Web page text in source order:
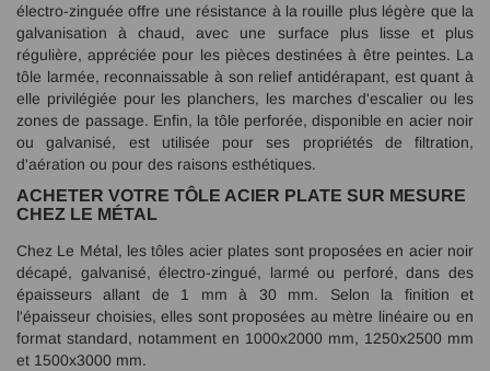
électro-zinguée offre une résistance à la rouille plus légère que la
galvanisation à chaud, avec une surface plus lisse et plus
régulière, appréciée pour les pièces destinées à être peintes. La
tôle larmée, reconnaissable à son relief antidérapant, est quant à
elle privilégiée pour les planchers, les marches d'escalier ou les
zones de passage. Enfin, la tôle perforée, disponible en acier noir
ou galvanisé, est utilisée pour ses propriétés de filtration,
d'aération ou pour des raisons esthétiques.
ACHETER VOTRE TÔLE ACIER PLATE SUR MESURE
CHEZ LE MÉTAL
Chez Le Métal, les tôles acier plates sont proposées en acier noir
décapé, galvanisé, électro-zingué, larmé ou perforé, dans des
épaisseurs allant de 1 mm à 30 mm. Selon la finition et
l'épaisseur choisies, elles sont proposées au mètre linéaire ou en
format standard, notamment en 1000x2000 mm, 1250x2500 mm
et 1500x3000 mm.